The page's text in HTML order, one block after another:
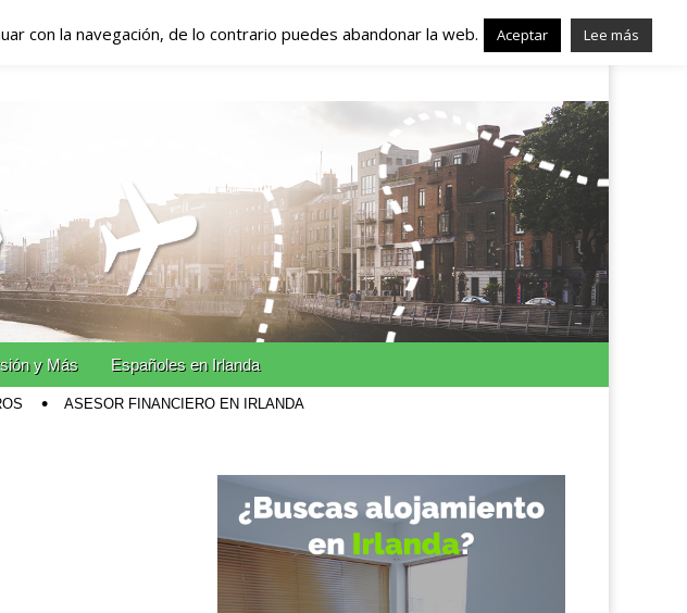
Irlanda – Trabajo en
y Más Españoles en Irlanda
ASESOR FINANCIERO EN IRLANDA
con la navegación, de lo contrario puedes abandonar la web. Aceptar Lee más